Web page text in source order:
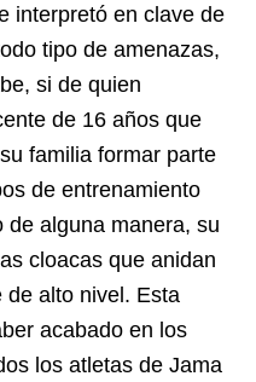
interpretó en clave de
tipo de amenazas,
si de quien
de 16 años que
familia formar parte
de entrenamiento
de alguna manera, su
cloacas que anidan
de alto nivel. Esta
acabado en los
los atletas de Jama